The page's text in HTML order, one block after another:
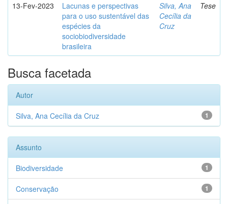
13-Fev-2023
Lacunas e perspectivas
para o uso sustentável das
espécies da
sociobiodiversidade
brasileira
Silva, Ana
Cecília da
Cruz
Tese
Busca facetada
Autor
1
Silva, Ana Cecília da Cruz
Assunto
1
Biodiversidade
1
Conservação